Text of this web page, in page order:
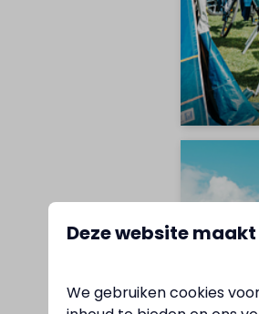
Deze website
We gebruiken cookies